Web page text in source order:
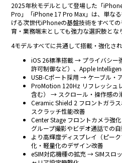
2025年秋モデルとして登場した「
Pro」「iPhone 17 Pro Max」は、単な
げる次世代iPhoneの基盤技術をすべて
育・業務端末としても強力な選択肢とな
4モデルすべてに共通して搭載・強化さ
iOS 26標準搭載 → プライバシー
許可制御など）、Apple
USB‑Cポート採用 → ケーブル・
ProMotion 120Hz リフレッシュ
含む） → スクロール・操作感の
Ceramic Shield 2 フロントガラ
スクラッチ性能改善
Center Stage フロントカメラ強
グループ撮影やビデオ通話での
より高輝度ディスプレイ（ピー
化・軽量化のデザイン改善
eSIM対応機種の拡充 → SIMスロ